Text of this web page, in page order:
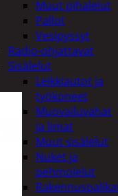
Muut pihalelut
Pallot
Vesipyssyt
Radio-ohjattavat
Sisälelut
Leikkiautot ja
työkoneet
Muovailuvahat
ja limat
Muut sisälelut
Nuket ja
pehmolelut